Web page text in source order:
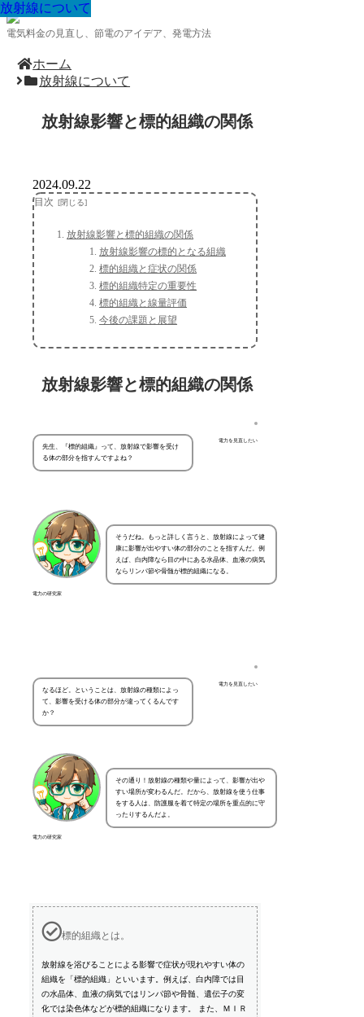
電気料金の見直し、節電のアイデア、発電方法
ホーム
放射線について
放射線影響と標的組織の関係
放射線について
2024.09.22
目次
放射線影響と標的組織の関係
放射線影響の標的となる組織
標的組織と症状の関係
標的組織特定の重要性
標的組織と線量評価
今後の課題と展望
放射線影響と標的組織の関係
電力を見直したい
先生、『標的組織』って、放射線で影響を受け
る体の部分を指すんですよね？
電力の研究家
そうだね。もっと詳しく言うと、放射線によって健
康に影響が出やすい体の部分のことを指すんだ。例
えば、白内障なら目の中にある水晶体、血液の病気
ならリンパ節や骨髄が標的組織になる。
電力を見直したい
なるほど。ということは、放射線の種類によっ
て、影響を受ける体の部分が違ってくるんです
か？
電力の研究家
その通り！放射線の種類や量によって、影響が出や
すい場所が変わるんだ。だから、放射線を使う仕事
をする人は、防護服を着て特定の場所を重点的に守
ったりするんだよ。
標的組織とは。
放射線を浴びることによる影響で症状が現れやすい体の
組織を「標的組織」といいます。例えば、白内障では目
の水晶体、血液の病気ではリンパ節や骨髄、遺伝子の変
化では染色体などが標的組織になります。 また、ＭＩＲ
放射線について
放射線について
放射線について
放射線について
放射線について
放射線について
放射線について
放射線について